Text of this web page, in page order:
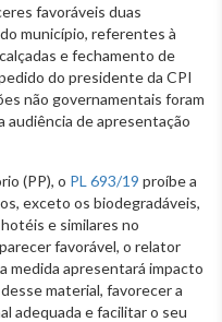
favoráveis duas
município, referentes à
e fechamento de
do presidente da CPI
não governamentais foram
audiência de apresentação
(PP), o PL 693/19 proíbe a
exceto os biodegradáveis,
e similares no
favorável, o relator
medida apresentará impacto
material, favorecer a
adequada e facilitar o seu